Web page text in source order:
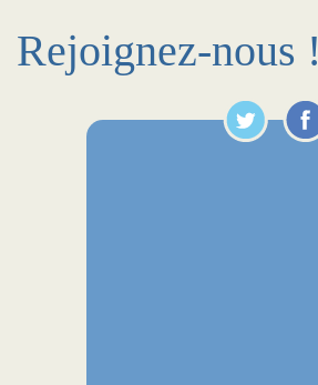
Rejoignez-nous !